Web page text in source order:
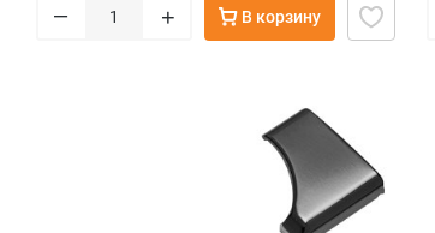
– + В корзину